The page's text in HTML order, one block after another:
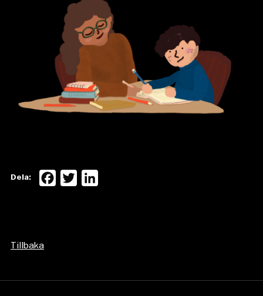
Dela: Facebook
Twitter
Tillbaka